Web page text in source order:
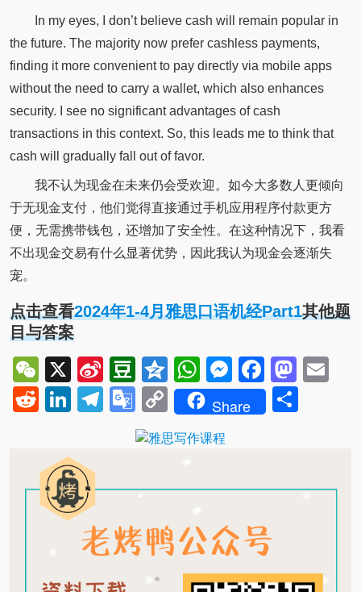
In my eyes, I don’t believe cash will remain popular in
the future. The majority now prefer cashless payments,
finding it more convenient to pay directly via mobile apps
without the need to carry a wallet, which also enhances
security. I see no significant advantages of cash
transactions in this context. So, this leads me to think that
cash will gradually fall out of favor.
我不认为现金在未来仍会受欢迎。如今大多数人更倾向
于无现金支付，他们觉得直接通过手机应用程序付款更方
便，无需携带钱包，还增加了安全性。在这种情况下，我看
不出现金交易有什么显著优势，因此我认为现金会逐渐失
宠。
点击查看2024年1-4月雅思口语机经Part1其他题
目与答案
WeChat
X
Sina
Weibo
Douban
QzoneWhatsApp
Messenger
RedditLinkedIn
Telegram
Google
Translate
Copy
Link
Share